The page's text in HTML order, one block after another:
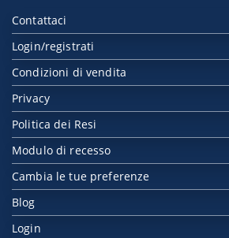
Contattaci
Login/registrati
Condizioni di vendita
Privacy
Politica dei Resi
Modulo di recesso
Cambia le tue preferenze
Blog
Login